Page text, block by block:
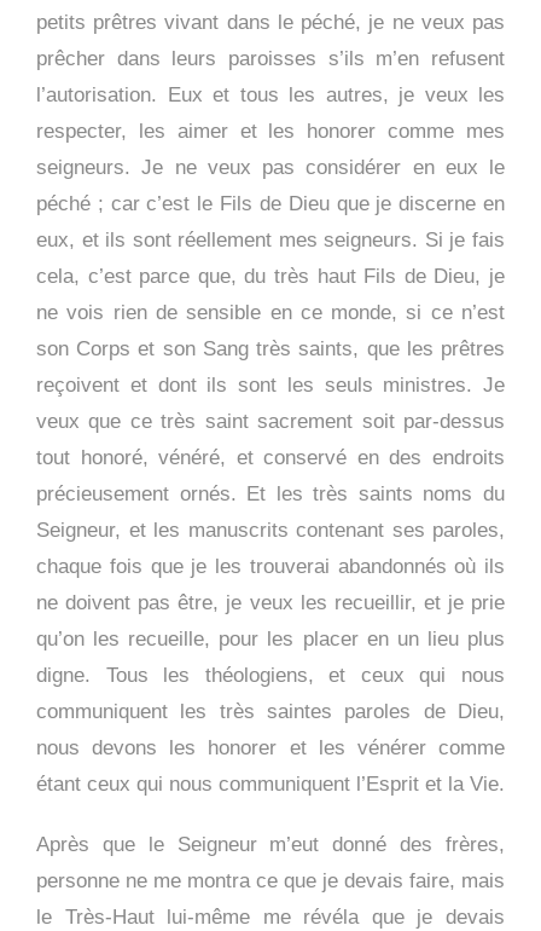
petits prêtres vivant dans le péché, je ne veux pas
prêcher dans leurs paroisses s’ils m’en refusent
l’autorisation. Eux et tous les autres, je veux les
respecter, les aimer et les honorer comme mes
seigneurs. Je ne veux pas considérer en eux le
péché ; car c’est le Fils de Dieu que je discerne en
eux, et ils sont réellement mes seigneurs. Si je fais
cela, c’est parce que, du très haut Fils de Dieu, je
ne vois rien de sensible en ce monde, si ce n’est
son Corps et son Sang très saints, que les prêtres
reçoivent et dont ils sont les seuls ministres. Je
veux que ce très saint sacrement soit par-dessus
tout honoré, vénéré, et conservé en des endroits
précieusement ornés. Et les très saints noms du
Seigneur, et les manuscrits contenant ses paroles,
chaque fois que je les trouverai abandonnés où ils
ne doivent pas être, je veux les recueillir, et je prie
qu’on les recueille, pour les placer en un lieu plus
digne. Tous les théologiens, et ceux qui nous
communiquent les très saintes paroles de Dieu,
nous devons les honorer et les vénérer comme
étant ceux qui nous communiquent l’Esprit et la Vie.
Après que le Seigneur m’eut donné des frères,
personne ne me montra ce que je devais faire, mais
le Très-Haut lui-même me révéla que je devais